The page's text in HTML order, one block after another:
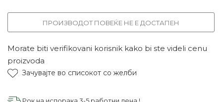
ПРОИЗВОДОТ ПОВЕЌЕ НЕ Е ДОСТАПЕН
Morate biti verifikovani korisnik kako bi ste videli cenu
proizvoda
Зачувајте во списокот со желби
Рок на испорака 3-5 работни дена !